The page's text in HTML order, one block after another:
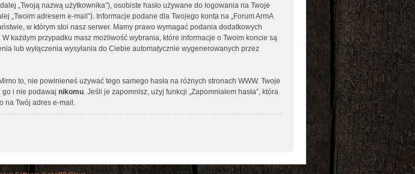
„Twoją nazwą użytkownika”), osobiste hasło używane do logowania na Twoje
„Twoim adresem e-mail”). Informacje podane dla Twojego konta na „Forum ArmA
w którym stoi nasz serwer. Mamy prawo wymagać podania dodatkowych
każdym przypadku masz możliwość wybrania, które informacje o Twoim koncie są
lub wyłączenia wysyłania do Ciebie automatycznie wygenerowanych przez
to, nie powinieneś używać tego samego hasła na różnych stronach WWW. Twoje
go i nie podawaj nikomu. Jeśli je zapomnisz, użyj funkcji „Zapomniałem hasła”, która
na Twój adres e-mail.